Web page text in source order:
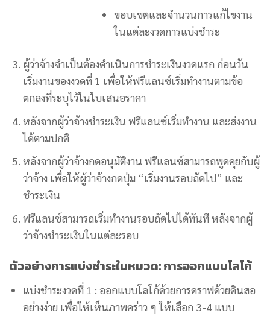
ขอบเขตและจำนวนการแก้ไขงาน
ในแต่ละงวดการแบ่งชำระ
ผู้ว่าจ้างจำเป็นต้องดำเนินการชำระเงินงวดแรก ก่อนวัน
เริ่มงานของงวดที่ 1 เพื่อให้ฟรีแลนซ์เริ่มทำงานตามข้อ
ตกลงที่ระบุไว้ในใบเสนอราคา
หลังจากผู้ว่าจ้างชำระเงิน ฟรีแลนซ์เริ่มทำงาน และส่งงาน
ได้ตามปกติ
หลังจากผู้ว่าจ้างกดอนุมัติงาน ฟรีแลนซ์สามารถพูดคุยกับผู้
ว่าจ้าง เพื่อให้ผู้ว่าจ้างกดปุ่ม “เริ่มงานรอบถัดไป” และ
ชำระเงิน
ฟรีแลนซ์สามารถเริ่มทำงานรอบถัดไปได้ทันที หลังจากผู้
ว่าจ้างชำระเงินในแต่ละรอบ
ตัวอย่างการแบ่งชำระในหมวด: การออกแบบโลโก้
แบ่งชำระงวดที่ 1 : ออกแบบโลโก้ด้วยการดราฟด้วยดินสอ
อย่างง่าย เพื่อให้เห็นภาพคร่าว ๆ ให้เลือก 3-4 แบบ